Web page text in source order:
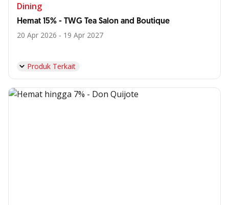
Dining
Hemat 15% - TWG Tea Salon and Boutique
20 Apr 2026 - 19 Apr 2027
Produk Terkait